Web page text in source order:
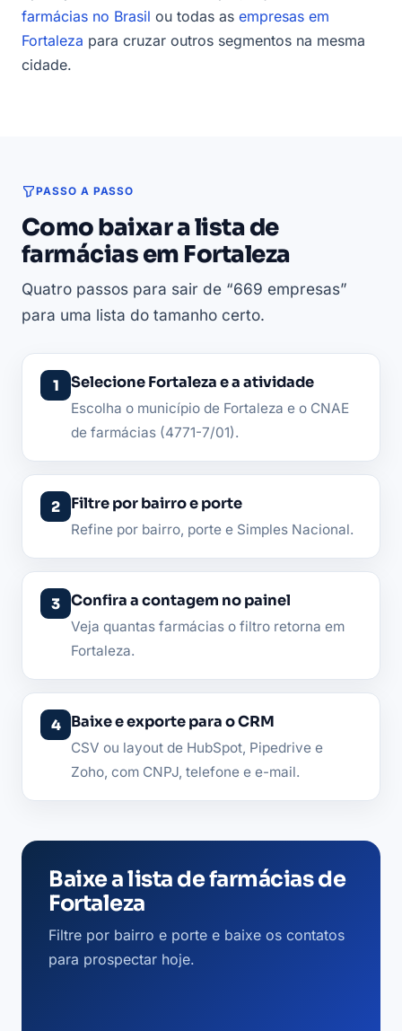
farmácias no Brasil ou todas as empresas em
Fortaleza para cruzar outros segmentos na mesma
cidade.
PASSO A PASSO
Como baixar a lista de
farmácias em Fortaleza
Quatro passos para sair de “669 empresas”
para uma lista do tamanho certo.
Selecione Fortaleza e a atividade
Escolha o município de Fortaleza e o CNAE
de farmácias (4771-7/01).
Filtre por bairro e porte
Refine por bairro, porte e Simples Nacional.
Confira a contagem no painel
Veja quantas farmácias o filtro retorna em
Fortaleza.
Baixe e exporte para o CRM
CSV ou layout de HubSpot, Pipedrive e
Zoho, com CNPJ, telefone e e-mail.
Baixe a lista de farmácias de
Fortaleza
Filtre por bairro e porte e baixe os contatos
para prospectar hoje.